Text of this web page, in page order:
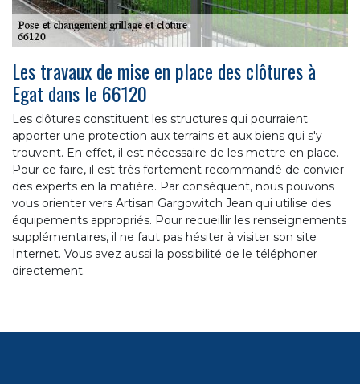
Les travaux de mise en place des clôtures à
Egat dans le 66120
Les clôtures constituent les structures qui pourraient
apporter une protection aux terrains et aux biens qui s'y
trouvent. En effet, il est nécessaire de les mettre en place.
Pour ce faire, il est très fortement recommandé de convier
des experts en la matière. Par conséquent, nous pouvons
vous orienter vers Artisan Gargowitch Jean qui utilise des
équipements appropriés. Pour recueillir les renseignements
supplémentaires, il ne faut pas hésiter à visiter son site
Internet. Vous avez aussi la possibilité de le téléphoner
directement.